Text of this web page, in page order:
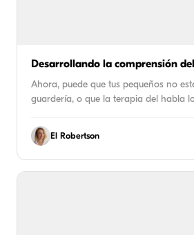
Desarrollando la comprensión
Ahora, puede que tus pequeños no
guardería, o que la terapia del habla
El Robertson